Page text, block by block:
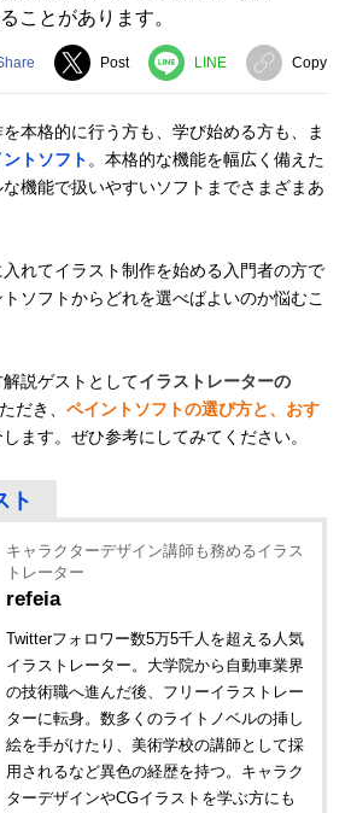
ことがあります。
Post LINE Copy
本格的に行う方も、学び始める方も、ま
トソフト 。本格的な機能を幅広く備えた
機能で扱いやすいソフトまでさまざまあ
れてイラスト制作を始める入門者の方で
ソフトからどれを選べばよいのか悩むこ
説ゲストとしてイラストレーターの
だき、 ペイントソフトの選び方と、おす
ます。ぜひ参考にしてみてください。
キャラクターデザイン講師も務めるイラス
トレーター
refeia
Twitterフォロワー数5万5千人を超える人気
イラストレーター。大学院から自動車業界
の技術職へ進んだ後、フリーイラストレー
ターに転身。数多くのライトノベルの挿し
絵を手がけたり、美術学校の講師として採
用されるなど異色の経歴を持つ。キャラク
ターデザインやCGイラストを学ぶ方にも